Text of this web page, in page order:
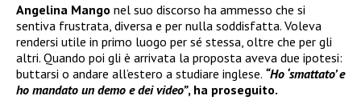
Angelina Mango nel suo discorso ha ammesso che si
sentiva frustrata, diversa e per nulla soddisfatta. Voleva
rendersi utile in primo luogo per sé stessa, oltre che per gli
altri. Quando poi gli è arrivata la proposta aveva due ipotesi:
buttarsi o andare all’estero a studiare inglese. “Ho ‘smattato’ e
ho mandato un demo e dei video”, ha proseguito.